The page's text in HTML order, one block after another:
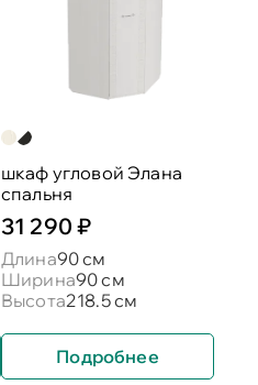
шкаф угловой Элана
спальня
31 290 ₽
Длина90 см
Ширина90 см
Высота218.5 см
Подробнее